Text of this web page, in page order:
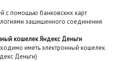
с помощью банковских карт
защищенного соединения
кошелек Яндекс Деньги
иметь электронный кошелек
Деньги)